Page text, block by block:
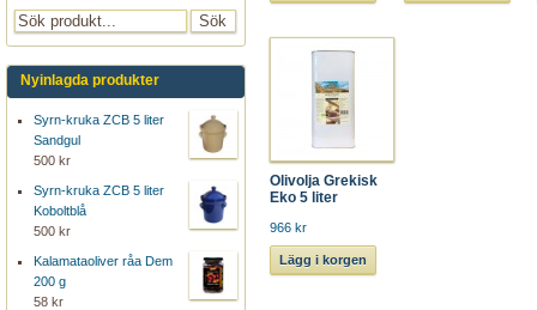
Olivolja Grekisk
Eko 5 liter
966 kr
Lägg i korgen
Nyinlagda produkter
Syrn-kruka ZCB 5 liter
Sandgul
500 kr
Syrn-kruka ZCB 5 liter
Koboltblå
500 kr
Kalamataoliver råa Dem
200 g
58 kr